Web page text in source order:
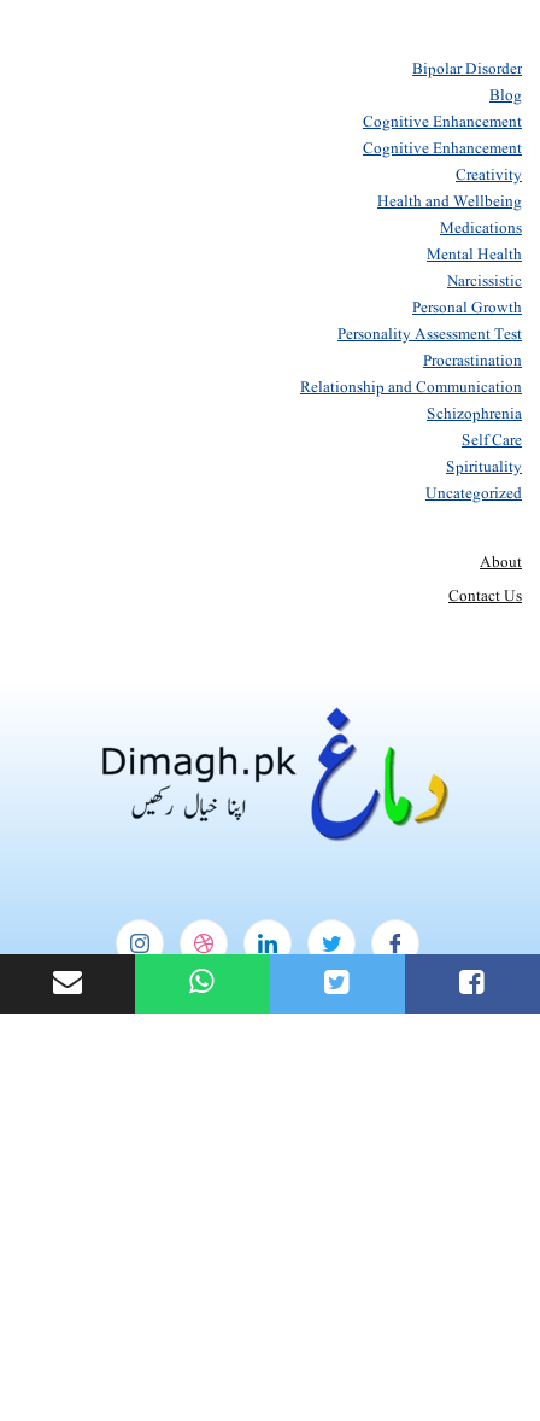
Bipolar Disorder
Blog
Cognitive Enhancement
Cognitive Enhancement
Creativity
Health and Wellbeing
Medications
Mental Health
Narcissistic
Personal Growth
Personality Assessment Test
Procrastination
Relationship and Communication
Schizophrenia
Self Care
Spirituality
Uncategorized
About
Contact Us